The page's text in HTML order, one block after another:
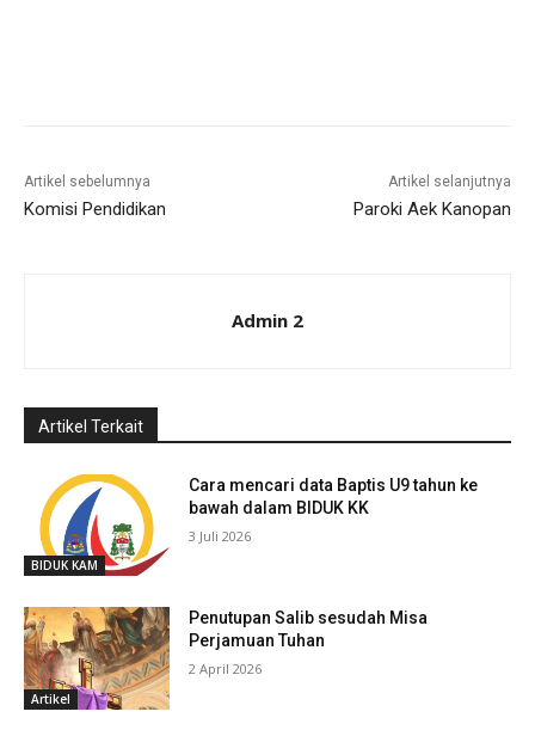
Artikel sebelumnya
Komisi Pendidikan
Artikel selanjutnya
Paroki Aek Kanopan
Admin 2
Artikel Terkait
BIDUK KAM
Cara mencari data Baptis U9 tahun ke
bawah dalam BIDUK KK
3 Juli 2026
Artikel
Penutupan Salib sesudah Misa
Perjamuan Tuhan
2 April 2026